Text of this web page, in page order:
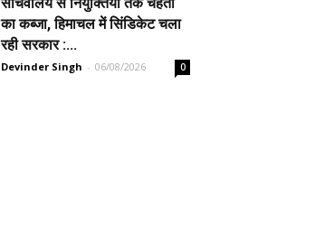
का कब्जा, हिमाचल में सिंडिकेट चला
रही सरकार :...
Devinder Singh - 06/08/2026 0